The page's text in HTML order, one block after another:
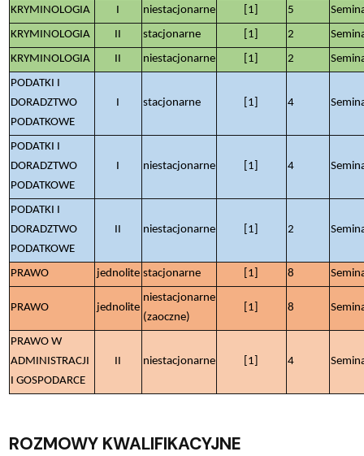
KRYMINOLOGIA
I niestacjonarne [1] 5
KRYMINOLOGIA
II stacjonarne [1] 2
KRYMINOLOGIA
II niestacjonarne [1] 2
PODATKI I
DORADZTWO
PODATKOWE
I stacjonarne [1] 4
PODATKI I
DORADZTWO
PODATKOWE
I niestacjonarne [1] 4
PODATKI I
DORADZTWO
PODATKOWE
II niestacjonarne [1] 2
PRAWO jednolite stacjonarne [1] 8
PRAWO jednolite
niestacjonarne
(zaoczne)
[1] 8
PRAWO W
ADMINISTRACJI
I GOSPODARCE
II niestacjonarne [1] 4
ROZMOWY KWALIFIKACYJNE